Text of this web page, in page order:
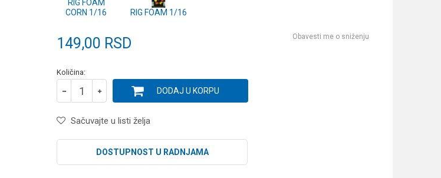
RIG FOAM
CORN 1/16
RIG FOAM 1/16
149,00 RSD Obavesti me o sniženju
Količina:
DODAJ U KORPU
Sačuvajte u listi želja
DOSTUPNOST U RADNJAMA